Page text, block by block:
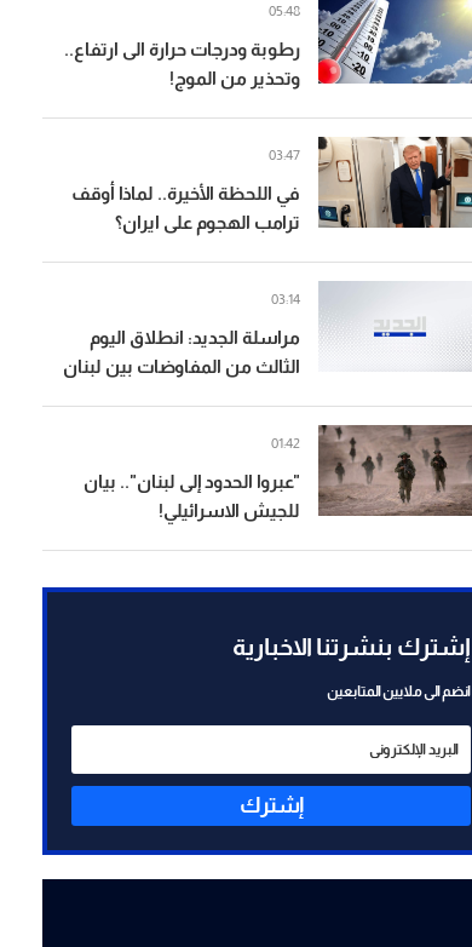
رطوبة ودرجات حرارة الى ارتفاع..
وتحذير من الموج!
05:48
في اللحظة الأخيرة.. لماذا أوقف
ترامب الهجوم على ايران؟
03:47
مراسلة الجديد: انطلاق اليوم
الثالث من المفاوضات بين لبنان
03:14
"عبروا الحدود إلى لبنان".. بيان
للجيش الاسرائيلي!
01:42
إشترك بنشرتنا الاخبارية
انضم الى ملايين المتابعين
إشترك